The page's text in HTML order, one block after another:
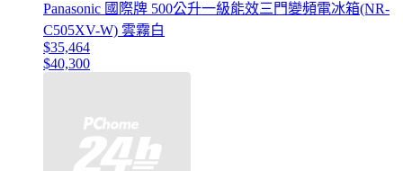
Panasonic 國際牌 500公升一級能效三門變頻電冰箱(NR-
C505XV-W) 雲霧白
$35,464
$40,300